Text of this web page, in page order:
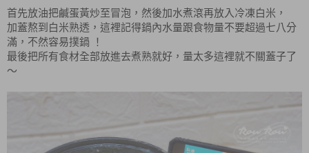
首先放油把鹹蛋黃炒至冒泡，然後加水煮滾再放入冷凍白米，
加蓋熬到白米熟透，這裡記得鍋內水量跟食物量不要超過七八分
滿，不然容易撲鍋 ！
最後把所有食材全部放進去煮熟就好，量太多這裡就不關蓋子了
～